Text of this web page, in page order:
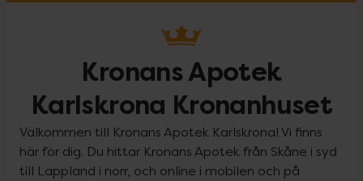
Kronans Apotek
Karlskrona Kronanhuset
Välkommen till Kronans Apotek Karlskrona! Vi finns
här för dig. Du hittar Kronans Apotek från Skåne i syd
till Lappland i norr, och online i mobilen och på